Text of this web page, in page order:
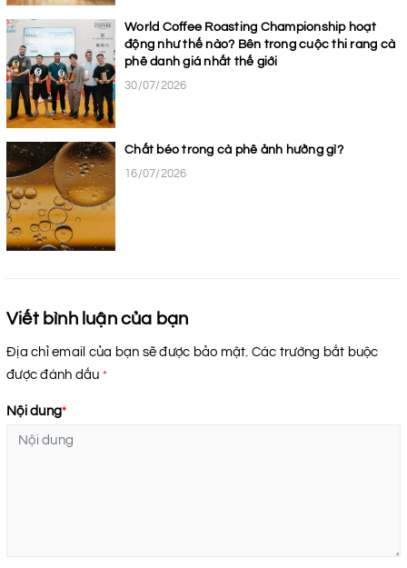
World Coffee Roasting Championship hoạt
động như thế nào? Bên trong cuộc thi rang cà
phê danh giá nhất thế giới
30/07/2026
Chất béo trong cà phê ảnh hưởng gì?
16/07/2026
Viết bình luận của bạn
Địa chỉ email của bạn sẽ được bảo mật. Các trường bắt buộc
được đánh dấu *
Nội dung*